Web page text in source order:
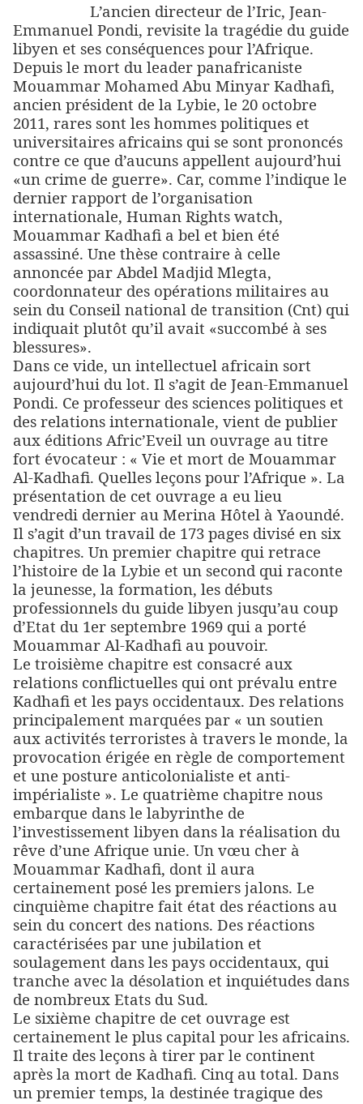
L’ancien directeur de l’Iric, Jean-
Emmanuel Pondi, revisite la tragédie du guide
libyen et ses conséquences pour l’Afrique.
Depuis le mort du leader panafricaniste
Mouammar Mohamed Abu Minyar Kadhafi,
ancien président de la Lybie, le 20 octobre
2011, rares sont les hommes politiques et
universitaires africains qui se sont prononcés
contre ce que d’aucuns appellent aujourd’hui
«un crime de guerre». Car, comme l’indique le
dernier rapport de l’organisation
internationale, Human Rights watch,
Mouammar Kadhafi a bel et bien été
assassiné. Une thèse contraire à celle
annoncée par Abdel Madjid Mlegta,
coordonnateur des opérations militaires au
sein du Conseil national de transition (Cnt) qui
indiquait plutôt qu’il avait «succombé à ses
blessures».
Dans ce vide, un intellectuel africain sort
aujourd’hui du lot. Il s’agit de Jean-Emmanuel
Pondi. Ce professeur des sciences politiques et
des relations internationale, vient de publier
aux éditions Afric’Eveil un ouvrage au titre
fort évocateur : « Vie et mort de Mouammar
Al-Kadhafi. Quelles leçons pour l’Afrique ». La
présentation de cet ouvrage a eu lieu
vendredi dernier au Merina Hôtel à Yaoundé.
Il s’agit d’un travail de 173 pages divisé en six
chapitres. Un premier chapitre qui retrace
l’histoire de la Lybie et un second qui raconte
la jeunesse, la formation, les débuts
professionnels du guide libyen jusqu’au coup
d’Etat du 1er septembre 1969 qui a porté
Mouammar Al-Kadhafi au pouvoir.
Le troisième chapitre est consacré aux
relations conflictuelles qui ont prévalu entre
Kadhafi et les pays occidentaux. Des relations
principalement marquées par « un soutien
aux activités terroristes à travers le monde, la
provocation érigée en règle de comportement
et une posture anticolonialiste et anti-
impérialiste ». Le quatrième chapitre nous
embarque dans le labyrinthe de
l’investissement libyen dans la réalisation du
rêve d’une Afrique unie. Un vœu cher à
Mouammar Kadhafi, dont il aura
certainement posé les premiers jalons. Le
cinquième chapitre fait état des réactions au
sein du concert des nations. Des réactions
caractérisées par une jubilation et
soulagement dans les pays occidentaux, qui
tranche avec la désolation et inquiétudes dans
de nombreux Etats du Sud.
Le sixième chapitre de cet ouvrage est
certainement le plus capital pour les africains.
Il traite des leçons à tirer par le continent
après la mort de Kadhafi. Cinq au total. Dans
un premier temps, la destinée tragique des